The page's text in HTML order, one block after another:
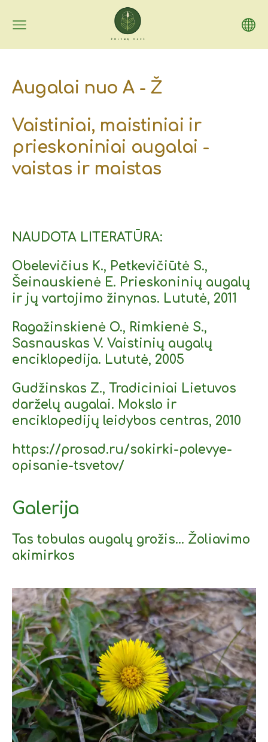
Augalai nuo A - Ž
Vaistiniai, maistiniai ir
prieskoniniai augalai -
vaistas ir maistas
NAUDOTA LITERATŪRA:
Obelevičius K., Petkevičiūtė S.,
Šeinauskienė E. Prieskoninių augalų
ir jų vartojimo žinynas. Lututė, 2011
Ragažinskienė O., Rimkienė S.,
Sasnauskas V. Vaistinių augalų
enciklopedija. Lututė, 2005
Gudžinskas Z., Tradiciniai Lietuvos
darželų augalai. Mokslo ir
enciklopedijų leidybos centras, 2010
https://prosad.ru/sokirki-polevye-
opisanie-tsvetov/
Galerija
Tas tobulas augalų grožis... Žoliavimo
akimirkos